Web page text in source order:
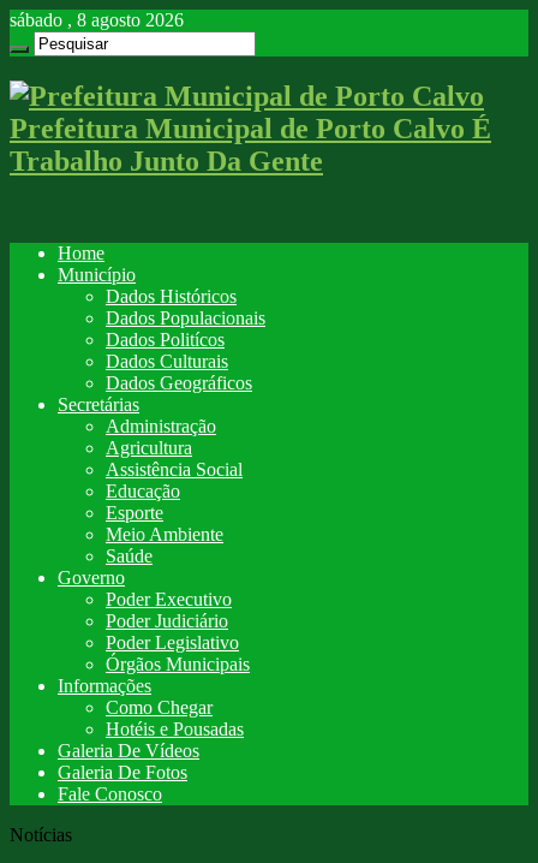
sábado , 8 agosto 2026
Prefeitura Municipal de Porto Calvo É
Trabalho Junto Da Gente
Home
Município
Dados Históricos
Dados Populacionais
Dados Politícos
Dados Culturais
Dados Geográficos
Secretárias
Administração
Agricultura
Assistência Social
Educação
Esporte
Meio Ambiente
Saúde
Governo
Poder Executivo
Poder Judiciário
Poder Legislativo
Órgãos Municipais
Informações
Como Chegar
Hotéis e Pousadas
Galeria De Vídeos
Galeria De Fotos
Fale Conosco
Notícias